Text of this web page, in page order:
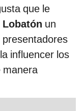
que le
Lobatón un
influencer los
manera